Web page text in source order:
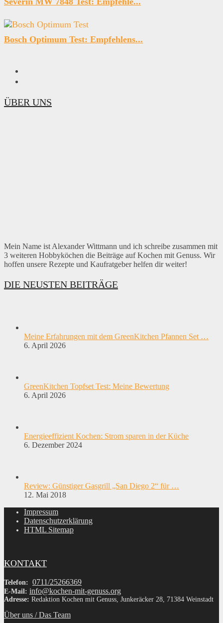
Bosch Optimum Test: Empfehlens...
ÜBER UNS
Mein Name ist Alexander Wittmann und ich schreibe zusammen mit
3 weiteren Hobbyköchen die Beiträge auf Kochen mit Genuss. Wir
hoffen unsere Rezepte und Kaufratgeber helfen dir weiter!
DIE NEUSTEN BEITRÄGE
Meine Erfahrungen mit dem GreenKitchen Pfannen Set …
6. April 2026
GreenKitchen Topfset Test: Meine Bewertung
6. April 2026
Energieeffizient Kochen: Strom sparen in der Küche
6. Dezember 2024
Review: Günstiger Gasgrill „San Diego 2“ für …
12. Mai 2018
Impressum
Datenschutzerklärung
HTML Sitemap
KONTAKT
Telefon: 0711/25266369
E-Mail: info@kochen-mit-genuss.org
Adresse: Redaktion Kochen mit Genuss, Junkeräcker 28, 71384 Weinstadt
Über uns / Das Team